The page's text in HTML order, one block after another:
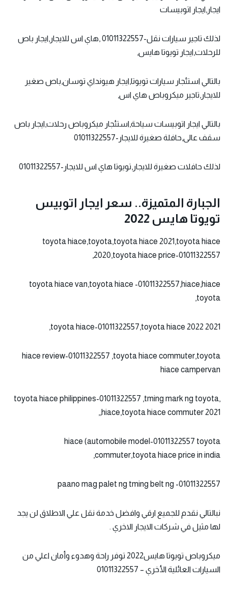
ايجار,ايجار اتوبيسات
لذلك تاجير سيارات نقل-01011322557 ,هاي اس للايجار,ايجار باص
للرحلات,ايجار تويوتا هايس,
بالتالي استئجار سيارات تويوتا,ايجار هيونداي توسان,باص صغير
للايجار,تاجير ميكروباص هاي اس,
بالتالي ايجار اتوبيسات سياحة,استئجار ميكروباص رحلات,ايجار باص
سقف عالى,حافلة صغيرة للايجار-01011322557
لذلك حافلات صغيرة للايجار,تويوتا هاي اس للايجار-01011322557
الجبارة المتميزة.. سعر ايجار اتوبيس
تويوتا هايس 2022
toyota hiace,toyota,toyota hiace 2021,toyota hiace
2020,toyota hiace price-01011322557,
toyota hiace van,toyota hiace -01011322557,hiace,hiace
toyota,
2021 toyota hiace-01011322557,toyota hiace 2022,
hiace review-01011322557 ,toyota hiace commuter,toyota
hiace campervan
,toyota hiace philippines-01011322557 ,tming mark ng toyota
hiace,toyota hiace commuter 2021,,
hiace (automobile model-01011322557 toyota
commuter,toyota hiace price in india,
paano mag palet ng tming belt ng -01011322557
نبالتالي نقدم للجميع ارقي وافضل خدمة نقل علي الاطلاق لن يجد
لها مثيل في شركات الايجار الاخري .
ميكروباص تويوتا هايس2022 توفر راحة وهدوء وأمان اعلي من
السيارات العائلية الأخري – 01011322557